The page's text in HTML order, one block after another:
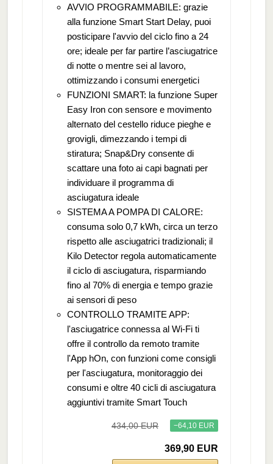
AVVIO PROGRAMMABILE: grazie
alla funzione Smart Start Delay, puoi
posticipare l'avvio del ciclo fino a 24
ore; ideale per far partire l’asciugatrice
di notte o mentre sei al lavoro,
ottimizzando i consumi energetici
FUNZIONI SMART: la funzione Super
Easy Iron con sensore e movimento
alternato del cestello riduce pieghe e
grovigli, dimezzando i tempi di
stiratura; Snap&Dry consente di
scattare una foto ai capi bagnati per
individuare il programma di
asciugatura ideale
SISTEMA A POMPA DI CALORE:
consuma solo 0,7 kWh, circa un terzo
rispetto alle asciugatrici tradizionali; il
Kilo Detector regola automaticamente
il ciclo di asciugatura, risparmiando
fino al 70% di energia e tempo grazie
ai sensori di peso
CONTROLLO TRAMITE APP:
l'asciugatrice connessa al Wi-Fi ti
offre il controllo da remoto tramite
l'App hOn, con funzioni come consigli
per l'asciugatura, monitoraggio dei
consumi e oltre 40 cicli di asciugatura
aggiuntivi tramite Smart Touch
434,00 EUR −64,10 EUR
369,90 EUR